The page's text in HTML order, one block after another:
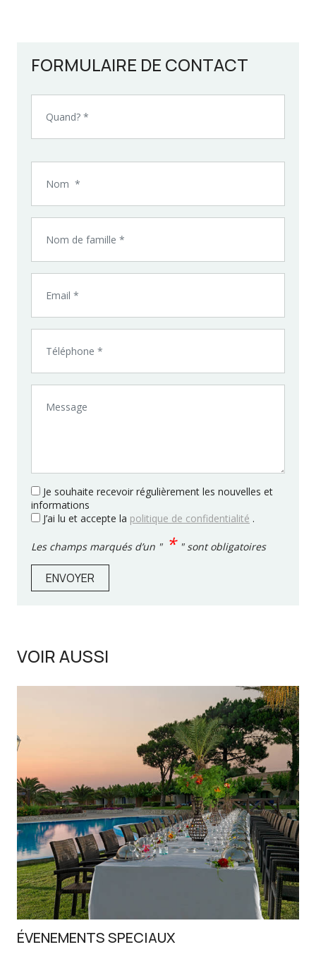
FORMULAIRE DE CONTACT
Je souhaite recevoir régulièrement les nouvelles et
informations
J’ai lu et accepte la politique de confidentialité .
Les champs marqués d’un "* " sont obligatoires
ENVOYER
VOIR AUSSI
ÉVENEMENTS SPECIAUX